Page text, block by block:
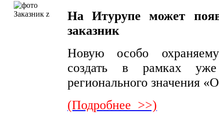
На Итурупе может
заказник
Новую особо
создать в рамках уже
регионального значения
(Подробнее >>)